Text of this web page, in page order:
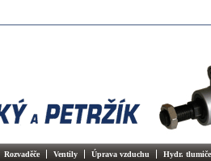
Rozvaděče Ventily Úprava vzduchu Hydr.